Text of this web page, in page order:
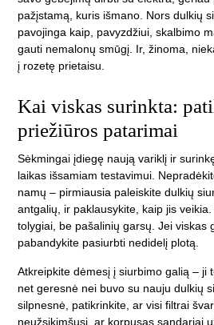
pažįstamą, kuris išmano. Nors dulkių
pavojinga kaip, pavyzdžiui, skalbimo
gauti nemalonų smūgį. Ir, žinoma,
į rozetę prietaisu.
Kai viskas surinkta:
priežiūros patarimai
Sėkmingai įdiegę naują variklį ir
laikas išsamiam testavimui.
namų – pirmiausia paleiskite dulkių
antgalių, ir paklausykite, kaip jis
tolygiai, be pašalinių garsų. Jei viskas
pabandykite pasiurbti nedidelį plotą.
Atkreipkite dėmesį į siurbimo galią – ji
net geresnė nei buvo su nauju dulkių
silpnesnė, patikrinkite, ar visi filtrai
neužsikimšusi, ar korpusas sandariai